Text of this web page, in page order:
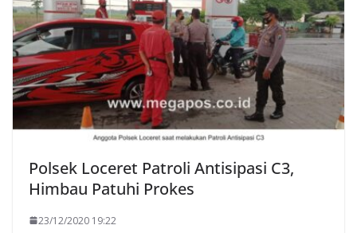
Polsek Loceret Patroli Antisipasi C3,
Himbau Patuhi Prokes
23/12/2020 19:22